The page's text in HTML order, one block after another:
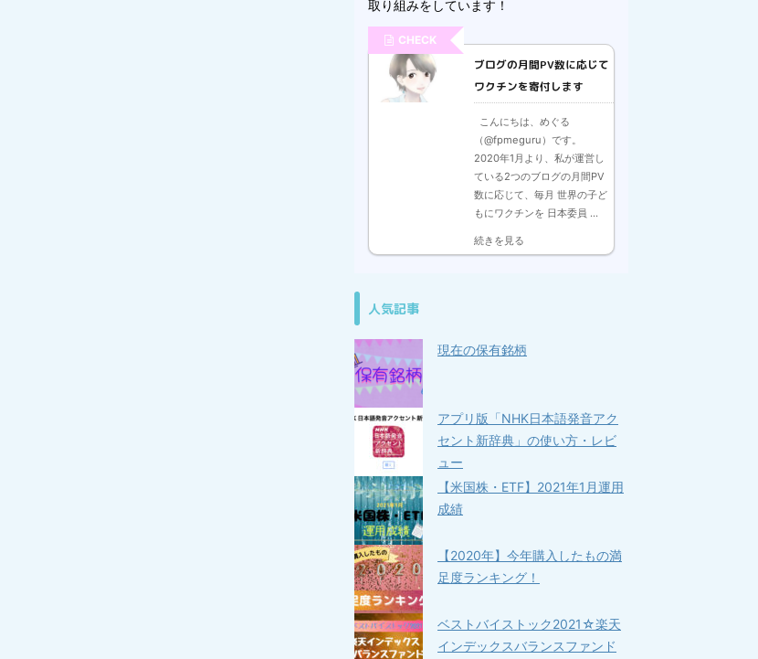
取り組みをしています！
CHECK
ブログの月間PV数に応じて
ワクチンを寄付します
こんにちは、めぐる
（@fpmeguru）です。
2020年1月より、私が運営し
ている2つのブログの月間PV
数に応じて、毎月 世界の子ど
もにワクチンを 日本委員 ...
続きを見る
人気記事
現在の保有銘柄
アプリ版「NHK日本語発音アク
セント新辞典」の使い方・レビ
ュー
【米国株・ETF】2021年1月運用
成績
【2020年】今年購入したもの満
足度ランキング！
ベストバイストック2021☆楽天
インデックスバランスファンド